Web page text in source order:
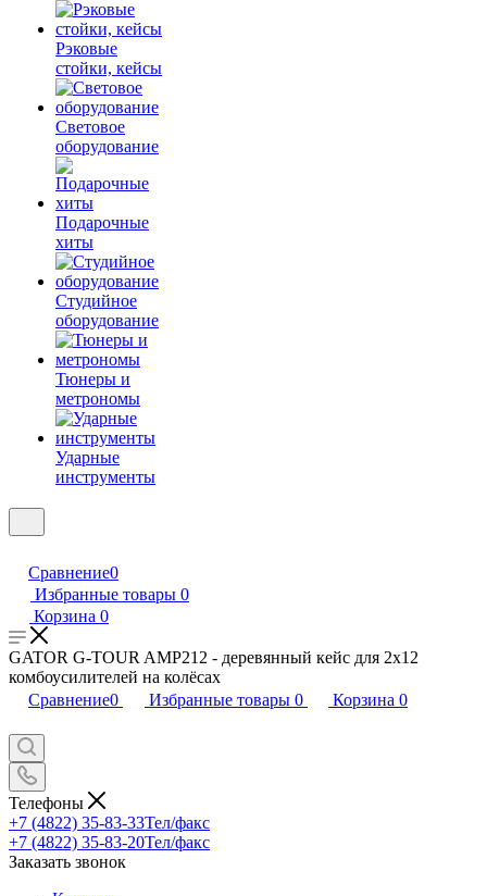
Рэковые
стойки, кейсы
Световое
оборудование
Подарочные
хиты
Студийное
оборудование
Тюнеры и
метрономы
Ударные
инструменты
Сравнение0
Избранные товары 0
Корзина 0
GATOR G-TOUR AMP212 - деревянный кейс для 2х12
комбоусилителей на колёсах
Сравнение0 Избранные товары 0 Корзина 0
Телефоны
+7 (4822) 35-83-33Тел/факс
+7 (4822) 35-83-20Тел/факс
Заказать звонок